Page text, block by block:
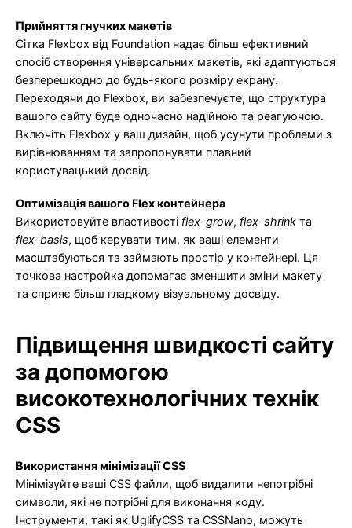
Прийняття гнучких макетів
Сітка Flexbox від Foundation надає більш ефективний
спосіб створення універсальних макетів, які адаптуються
безперешкодно до будь-якого розміру екрану.
Переходячи до Flexbox, ви забезпечуєте, що структура
вашого сайту буде одночасно надійною та реагуючою.
Включіть Flexbox у ваш дизайн, щоб усунути проблеми з
вирівнюванням та запропонувати плавний
користувацький досвід.
Оптимізація вашого Flex контейнера
Використовуйте властивості flex-grow, flex-shrink та
flex-basis, щоб керувати тим, як ваші елементи
масштабуються та займають простір у контейнері. Ця
точкова настройка допомагає зменшити зміни макету
та сприяє більш гладкому візуальному досвіду.
Підвищення швидкості сайту
за допомогою
високотехнологічних технік
CSS
Використання мінімізації CSS
Мінімізуйте ваші CSS файли, щоб видалити непотрібні
символи, які не потрібні для виконання коду.
Інструменти, такі як UglifyCSS та CSSNano, можуть